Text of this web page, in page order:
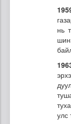
нь
улс